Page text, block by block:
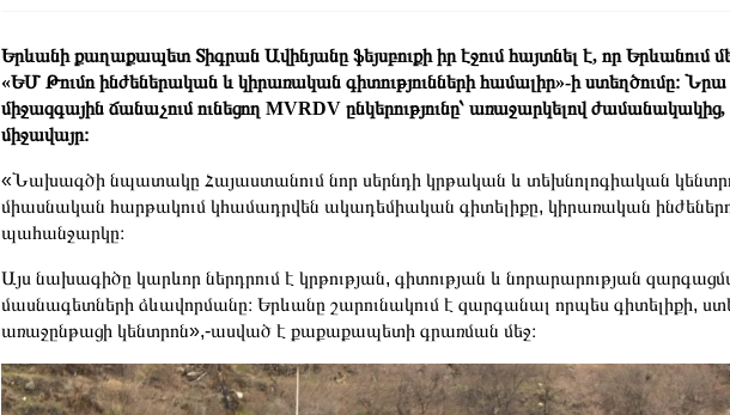
Երևանի քաղաքապետ Տիգրան Ավինյանը ֆեյսբուքի իր էջում հայտնել է, որ Երևանում
«ԵՄ Թումո ինժեներական և կիրառական գիտությունների համալիր»-ի ստեղծումը։
միջազգային ճանաչում ունեցող MVRDV ընկերությունը՝ առաջարկելով
միջավայր։
«Նախագծի նպատակը Հայաստանում նոր սերնդի կրթական և տեխնոլոգիական
միասնական հարթակում կհամադրվեն ակադեմիական գիտելիքը, կիրառական
պահանջարկը։
Այս նախագիծը կարևոր ներդրում է կրթության, գիտության և նորարարության
մասնագետների ձևավորմանը։ Երևանը շարունակում է զարգանալ որպես գիտելիքի,
առաջընթացի կենտրոն»,-ասված է քաքաքապետի գրառման մեջ։